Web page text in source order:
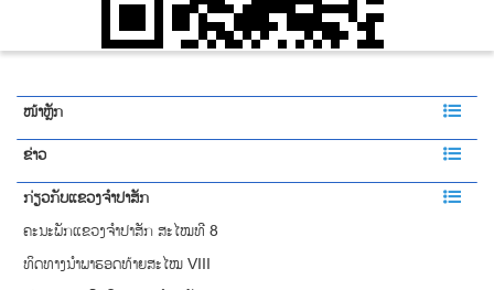
ໜ້າຫຼັກ
ຂ່າວ
ກ່ຽວກັບແຂວງຈຳປາສັກ
ຄະນະພັກແຂວງຈຳປາສັກ ສະໄໝທີ 8
ທິດທາງນໍາພາຮອດທ້າຍສະໄໝ VIII